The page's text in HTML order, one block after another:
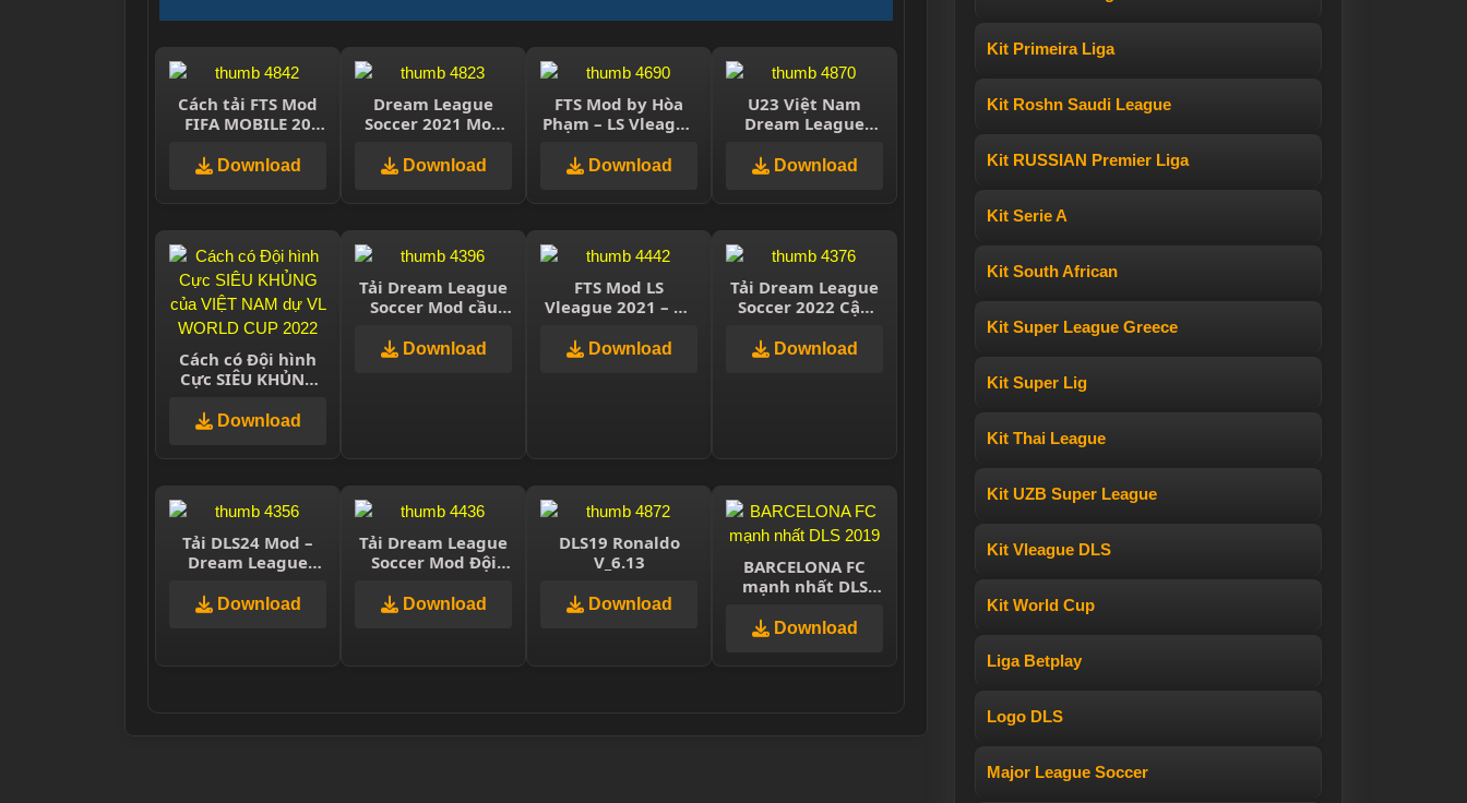
Cách tải FTS Mod
FIFA MOBILE 20
&Jersey,Best
,Graphics ,300MB
Download
Dream League
Soccer 2021 Mod
Download
FTS Mod by Hòa
Phạm – LS Vleague
Download
U23 Việt Nam
Dream League
Download
Cách có Đội hình
Cực SIÊU KHỦNG
VL WORLD CUP
Download
Tải Dream League
Soccer Mod cầu
miễn phí
Download
FTS Mod LS
Vleague 2021 – by
Download
Tải Dream League
Soccer 2022 Cập
v9.00
Download
Tải DLS24 Mod –
Dream League
thủ VN
Download
Tải Dream League
Soccer Mod Đội
2021 Miễn Phí
Download
DLS19 Ronaldo
V_6.13
Download
BARCELONA FC
mạnh nhất DLS
Download
Kit Primeira Liga
Kit Roshn Saudi League
Kit RUSSIAN Premier Liga
Kit Serie A
Kit South African
Kit Super League Greece
Kit Super Lig
Kit Thai League
Kit UZB Super League
Kit Vleague DLS
Kit World Cup
Liga Betplay
Logo DLS
Major League Soccer